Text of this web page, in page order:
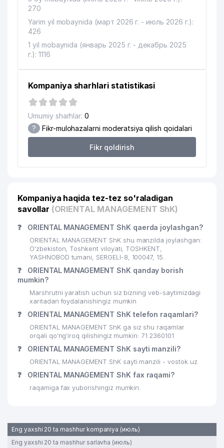
11 GRAND TOUR VOYAGE MChJ 405 м
12
TURKIYA RESPUBLIKASI
407 м
13
MALON COMMERCE XUSUSIY
15 GREAT SILKROAD TOURISM MChJ
16
INDONEZIA RESPUBLIKASI
ELChINONASI
GLAESER-ST MChJ
18 ANALYTICS CONSULTING MChJ 434 м
20
O'ZBEKISTON RESPUBLIKASI
437 м
O'ZBEKISTON RESPUBLIKA FANLAR
O'ZBEKISTON RESPUBLIKASI BOSH
PROKURATURASI
24
O'ZBEKISTON KOMPOZITORLAR
495 м
25
FRANTSIYA RESPUBLIKASI
ELChINONASI
500 м
26 INAGOMOV MILLIY TAOMLARI MChJ
27 BAJARUVCHI MChJ
29
O'ZBEKISTON RESPUBLIKASI
FANLAR AKADEMIYASI
270
Yarim yil mobaynida (март 2026 г. - июль 2026 г.):
426
1 yil mobaynida (январь 2025 г. - декабрь 2025
г.): 1116
Kompaniya sharhlari statistikasi
Umumiy sharhlar: 0
? Fikr-mulohazalarni moderatsiya qilish qoidalari
Fikr qoldirish
Kompaniya haqida tez-tez so'raladigan
savollar (ORIENTAL MANAGEMENT ShK)
❓ ORIENTAL MANAGEMENT ShK qaerda joylashgan?
ORIENTAL MANAGEMENT ShK shu manzilda joylashgan:
O'zbekiston, Toshkent viloyati, TOSHKENT,
YASHNOBOD tumani, SERGELI-8, 100047, 15.
❓
ORIENTAL MANAGEMENT ShK qanday borish
mumkin?
Marshrutni yaratish uchun siz bizning veb-saytimizdagi
xaritadan foydalanishingiz mumkin
❓ ORIENTAL MANAGEMENT ShK telefon raqamlari?
ORIENTAL MANAGEMENT ShK ga siz shu raqamlar
orqali qo’ng’iroq qilishingiz mumkin: 71 2360101
❓ ORIENTAL MANAGEMENT ShK sayti manzili?
ORIENTAL MANAGEMENT ShK sayti manzili - vostok.uz
❓ ORIENTAL MANAGEMENT ShK fax raqami?
raqamiga fax yuborishingiz mumkin.
Eng yaxshi 20 ta mashhur kompaniya (июль)
Eng yaxshi 20 ta mashhur sarlavha (июль)